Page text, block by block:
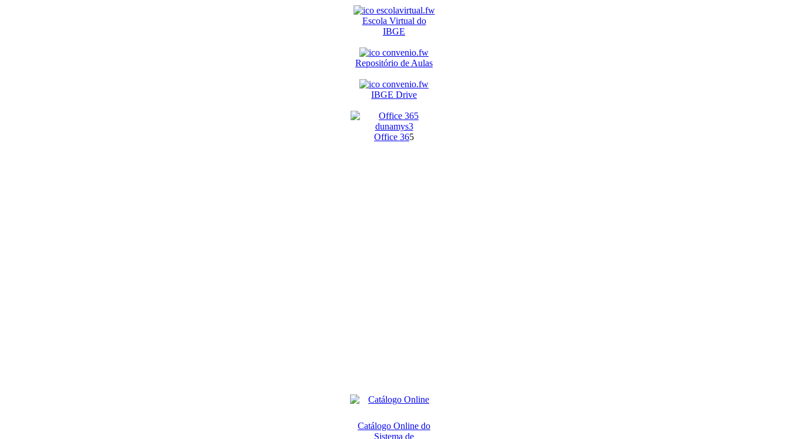
Escola Virtual do
IBGE
Repositório de Aulas
IBGE Drive
Office 365
Catálogo Online do
Sistema de